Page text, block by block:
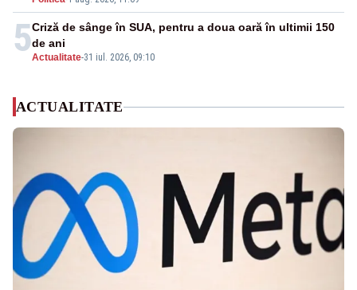
5Actualitate-31 iul. 2026, 09:10
Criză de sânge în SUA, pentru a doua oară în ultimii 150
de ani
ACTUALITATE